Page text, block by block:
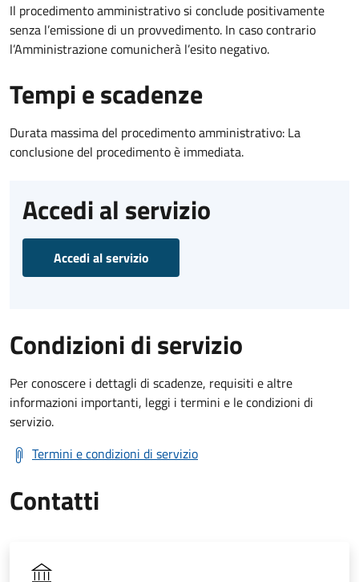
Il procedimento amministrativo si conclude positivamente
senza l’emissione di un provvedimento. In caso contrario
l’Amministrazione comunicherà l’esito negativo.
Tempi e scadenze
Durata massima del procedimento amministrativo: La
conclusione del procedimento è immediata.
Accedi al servizio
Accedi al servizio
Condizioni di servizio
Per conoscere i dettagli di scadenze, requisiti e altre
informazioni importanti, leggi i termini e le condizioni di
servizio.
Termini e condizioni di servizio
Contatti